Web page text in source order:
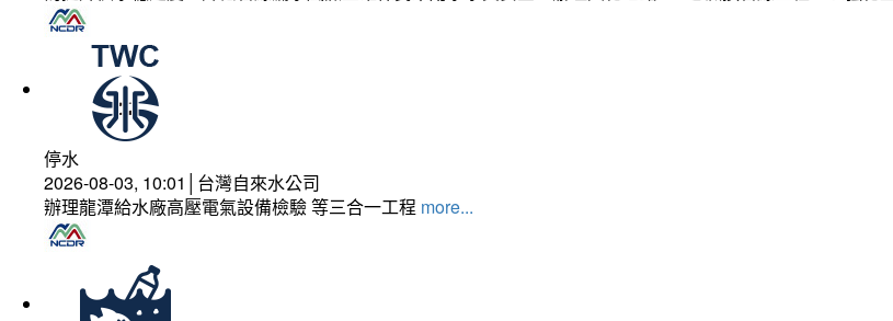
停水
2026-08-03, 10:01│台灣自來水公司
辦理龍潭給水廠高壓電氣設備檢驗 等三合一工程 more...